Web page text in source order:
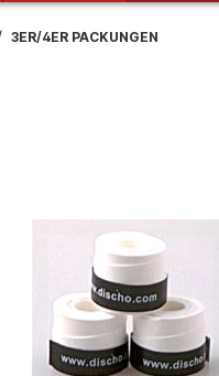
3ER/4ER PACKUNGEN